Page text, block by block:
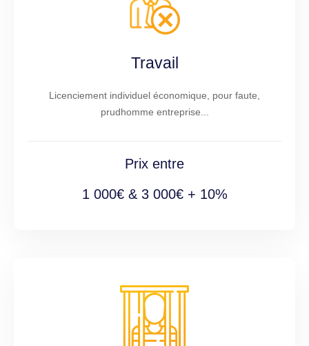
Travail
Licenciement individuel économique, pour faute,
prudhomme entreprise...
Prix entre
1 000€ & 3 000€ + 10%